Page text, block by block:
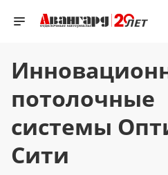
потолочные
системы
Сити